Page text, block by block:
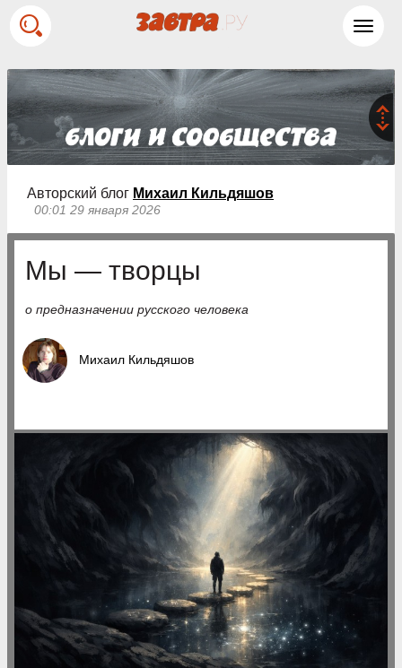
Авторский блог Михаил Кильдяшов
00:01 29 января 2026
Мы — творцы
о предназначении русского человека
Михаил Кильдяшов